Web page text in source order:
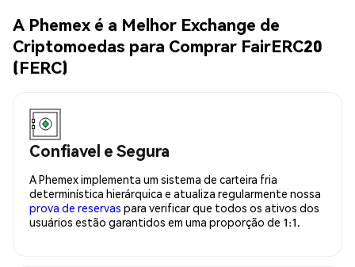
A Phemex é a Melhor Exchange de
Criptomoedas para Comprar FairERC20
(FERC)
Confiavel e Segura
A Phemex implementa um sistema de carteira fria
determinística hierárquica e atualiza regularmente nossa
prova de reservas para verificar que todos os ativos dos
usuários estão garantidos em uma proporção de 1:1.